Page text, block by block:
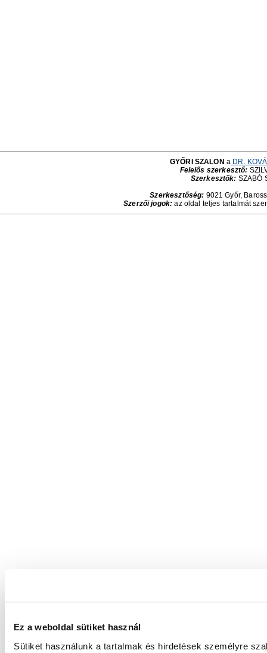
Ez a weboldal sütiket használ
Sütiket használunk a tartalmak és hirdetések személyre
GYŐRI SZALON a DR.
Felelős szerkesztő:
Szerkesztők: SZABÓ
Szerkesztőség: 9021 Győr,
Szerzői jogok: az oldal teljes tartalmát